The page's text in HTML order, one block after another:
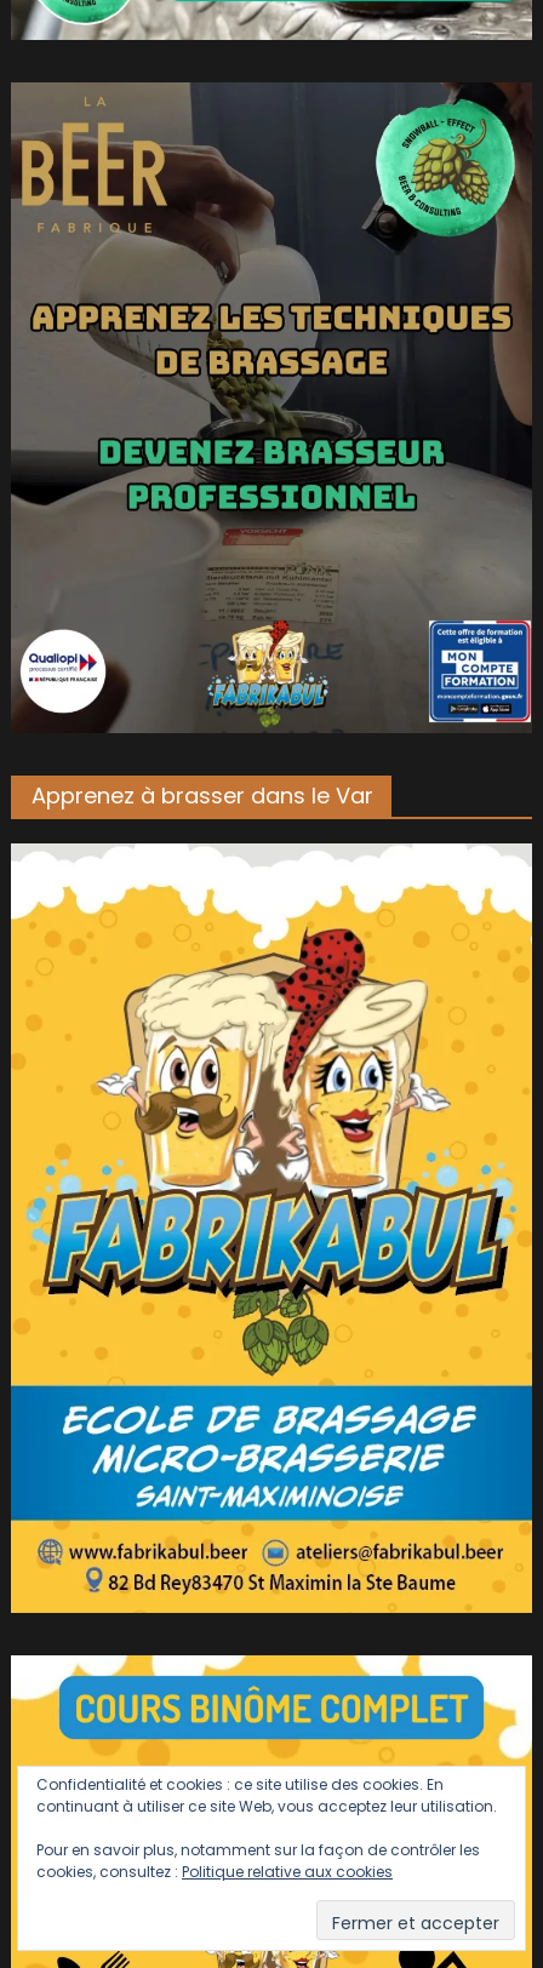
Apprenez à brasser dans le Var
Confidentialité et cookies : ce site utilise des cookies. En
continuant à utiliser ce site Web, vous acceptez leur utilisation.
Pour en savoir plus, notamment sur la façon de contrôler les
cookies, consultez : Politique relative aux cookies